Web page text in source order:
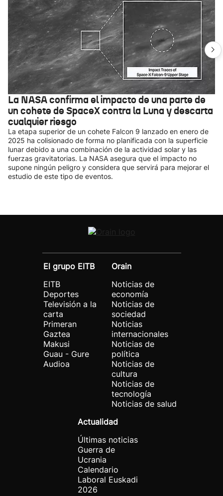
La NASA confirma el impacto de una parte de
un cohete de SpaceX contra la Luna y descarta
cualquier riesgo
La etapa superior de un cohete Falcon 9 lanzado en enero de
2025 ha colisionado de forma no planificada con la superficie
lunar debido a una combinación de la actividad solar y las
fuerzas gravitatorias. La NASA asegura que el impacto no
supone ningún peligro y considera que servirá para mejorar el
estudio de este tipo de eventos.
El grupo EITB
EITB
Deportes
Televisión a la
carta
Primeran
Gaztea
Makusi
Guau - Gure
Audioa
Orain
Noticias de
economía
Noticias de
sociedad
Noticias
internacionales
Noticias de
política
Noticias de
cultura
Noticias de
tecnología
Noticias de salud
Actualidad
Últimas noticias
Guerra de
Ucrania
Calendario
Laboral Euskadi
2026